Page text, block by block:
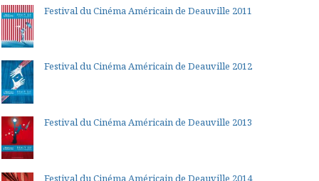
Festival du Cinéma Américain de Deauville 2011
Festival du Cinéma Américain de Deauville 2012
Festival du Cinéma Américain de Deauville 2013
Festival du Cinéma Américain de Deauville 2014